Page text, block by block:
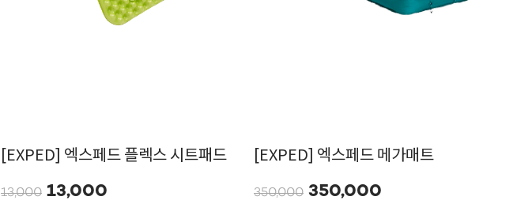
[EXPED] 엑스페드 플렉스 시트패드
13,000 13,000
[EXPED] 엑스페드 메가매트
350,000 350,000